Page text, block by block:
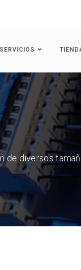
SERVICIOS
de diversos